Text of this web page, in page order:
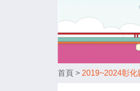
首頁 > 2019~2024彰